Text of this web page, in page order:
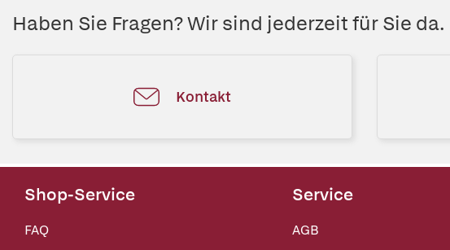
Haben Sie Fragen? Wir sind jederzeit für Sie da.
Kontakt
Shop-Service
FAQ
Service
AGB